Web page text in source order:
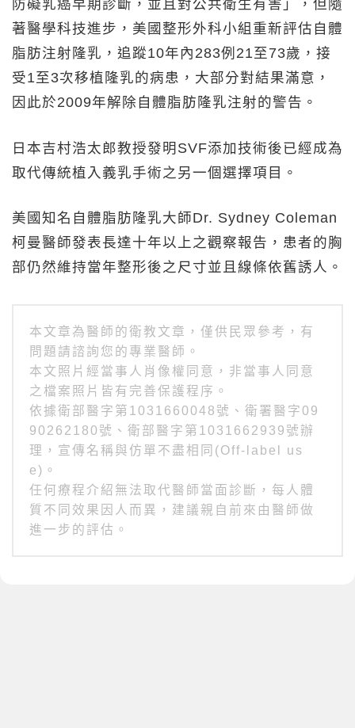
防礙乳癌早期診斷，並且對公共衛生有害」，但隨
著醫學科技進步，美國整形外科小組重新評估自體
脂肪注射隆乳，追蹤10年內283例21至73歲，接
受1至3次移植隆乳的病患，大部分對結果滿意，
因此於2009年解除自體脂肪隆乳注射的警告。
日本吉村浩太郎教授發明SVF添加技術後已經成為
取代傳統植入義乳手術之另一個選擇項目。
美國知名自體脂肪隆乳大師Dr. Sydney Coleman
柯曼醫師發表長達十年以上之觀察報告，患者的胸
部仍然維持當年整形後之尺寸並且線條依舊誘人。
本文章為醫師的衛教文章，僅供民眾參考，有
問題請諮詢您的專業醫師。
本文照片經當事人肖像權同意，非當事人同意
之檔案照片皆有完善保護程序。
依據衛部醫字第1031660048號、衛署醫字09
90262180號、衛部醫字第1031662939號辦
理，宣傳名稱與仿單不盡相同(Off-label us
e)。
任何療程介紹無法取代醫師當面診斷，每人體
質不同效果因人而異，建議親自前來由醫師做
進一步的評估。